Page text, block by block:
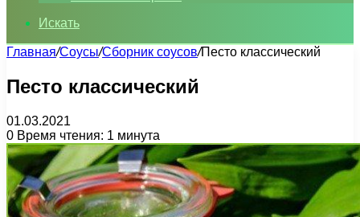
Искать
Главная/Соусы/Сборник соусов/Песто классический
Песто классический
01.03.2021
0 Время чтения: 1 минута